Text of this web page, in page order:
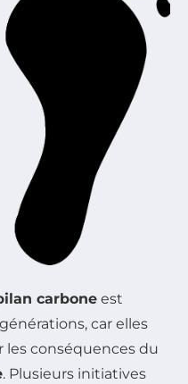
carbone est
car elles
les conséquences du
. Plusieurs initiatives